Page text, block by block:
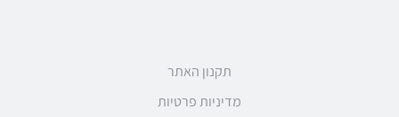
תקנון האתר
מדיניות פרטיות